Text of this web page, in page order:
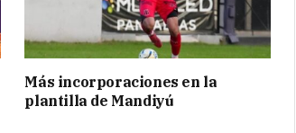
Más incorporaciones en la
plantilla de Mandiyú